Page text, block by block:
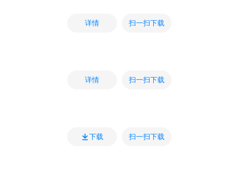
详情 扫一扫下载
详情 扫一扫下载
下载 扫一扫下载